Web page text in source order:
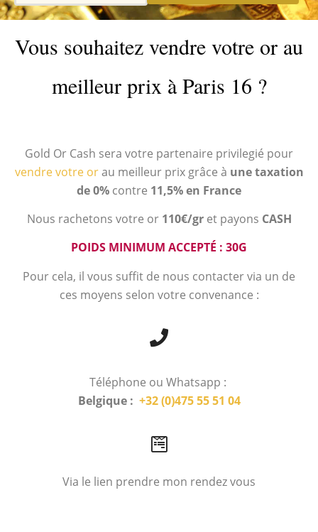
Vous souhaitez vendre votre or au
meilleur prix à Paris 16 ?
Gold Or Cash sera votre partenaire privilegié pour
vendre votre orau meilleur prix grâce à une taxation
de 0% contre 11,5% en France
Nous rachetons votre or 110€/gr et payons CASH
POIDS MINIMUM ACCEPTÉ : 30G
Pour cela, il vous suffit de nous contacter via un de
ces moyens selon votre convenance :
Téléphone ou Whatsapp :
Belgique : +32 (0)475 55 51 04
Via le lien prendre mon rendez vous